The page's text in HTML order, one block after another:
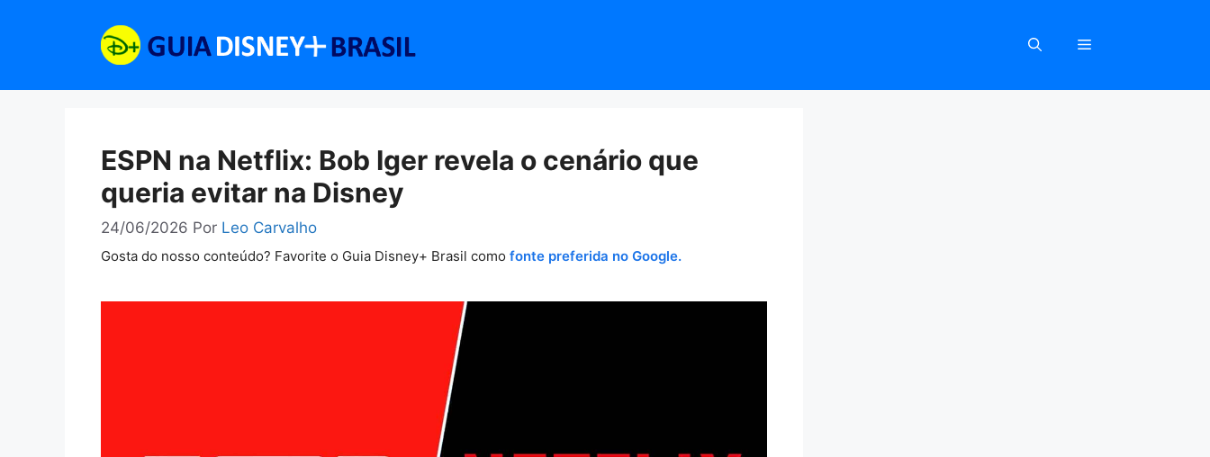
ESPN na Netflix: Bob Iger revela o cenário que
queria evitar na Disney
24/06/2026 Por Leo Carvalho
Gosta do nosso conteúdo? Favorite o Guia Disney+ Brasil como fonte preferida no Google.